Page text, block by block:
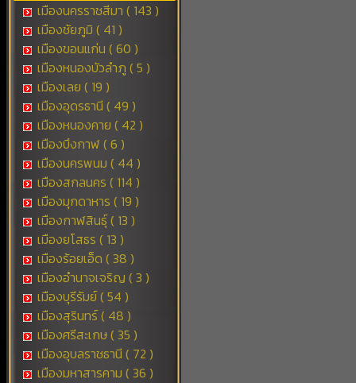
เมืองนครราชสีมา ( 143 )
เมืองชัยภูมิ ( 41 )
เมืองขอนแก่น ( 60 )
เมืองหนองบัวลำภู ( 5 )
เมืองเลย ( 19 )
เมืองอุดรธานี ( 49 )
เมืองหนองคาย ( 42 )
เมืองบึงกาฬ ( 6 )
เมืองนครพนม ( 44 )
เมืองสกลนคร ( 114 )
เมืองมุกดาหาร ( 19 )
เมืองกาฬสินธุ์ ( 13 )
เมืองยโสธร ( 13 )
เมืองร้อยเอ็ด ( 38 )
เมืองอำนาจเจริญ ( 3 )
เมืองบุรีรัมย์ ( 54 )
เมืองสุรินทร์ ( 48 )
เมืองศรีสะเกษ ( 35 )
เมืองอุบลราชธานี ( 72 )
เมืองมหาสารคาม ( 36 )